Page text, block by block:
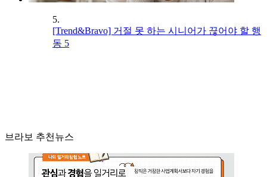
5.
[Trend&Bravo] 거절 못 하는 시니어가 끊어야 할 행
동 5
브라보 추천뉴스